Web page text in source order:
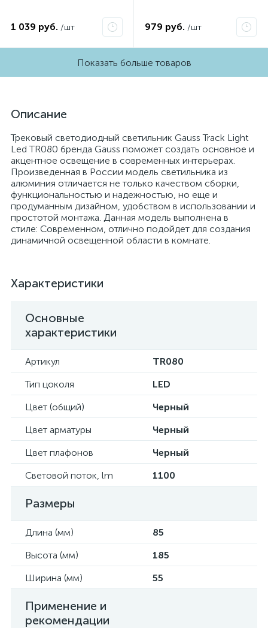
1 039 руб. /шт 979 руб. /шт
Показать больше товаров
Описание
Трековый светодиодный светильник Gauss Track Light
Led TR080 бренда Gauss поможет создать основное и
акцентное освещение в современных интерьерах.
Произведенная в России модель светильника из
алюминия отличается не только качеством сборки,
функциональностью и надежностью, но еще и
продуманным дизайном, удобством в использовании и
простотой монтажа. Данная модель выполнена в
стиле: Современном, отлично подойдет для создания
динамичной освещенной области в комнате.
Характеристики
Основные
характеристики
Артикул
TR080
Тип цоколя
LED
Цвет (общий)
Черный
Цвет арматуры
Черный
Цвет плафонов
Черный
Световой поток, lm
1100
Размеры
Длина (мм)
85
Высота (мм)
185
Ширина (мм)
55
Применение и
рекомендации